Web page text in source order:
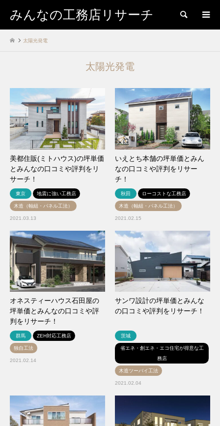
みんなの工務店リサーチ 検索
太陽光発電
太陽光発電
美都住販(ミトハウス)の坪単価
とみんなの口コミや評判をリ
サーチ！
東京 地震に強い工務店
木造（軸組・パネル工法）
2021.03.13
いえとち本舗の坪単価とみん
なの口コミや評判をリサー
チ！
秋田 ローコストな工務店
木造（軸組・パネル工法）
2021.02.15
オネスティーハウス石田屋の
坪単価とみんなの口コミや評
判をリサーチ！
群馬 ZEH対応工務店
独自工法
2021.02.14
サンワ設計の坪単価とみんな
の口コミや評判をリサーチ！
茨城
省エネ・創エネ・エコ住宅が得意な工
務店
木造ツーバイ工法
2021.02.04